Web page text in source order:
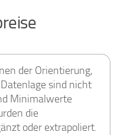
der Orientierung,
sind nicht
Minimalwerte
die
oder extrapoliert.